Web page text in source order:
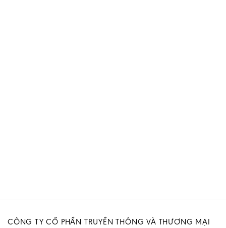
CÔNG TY CỔ PHẦN TRUYỀN THÔNG VÀ THƯƠNG MẠI